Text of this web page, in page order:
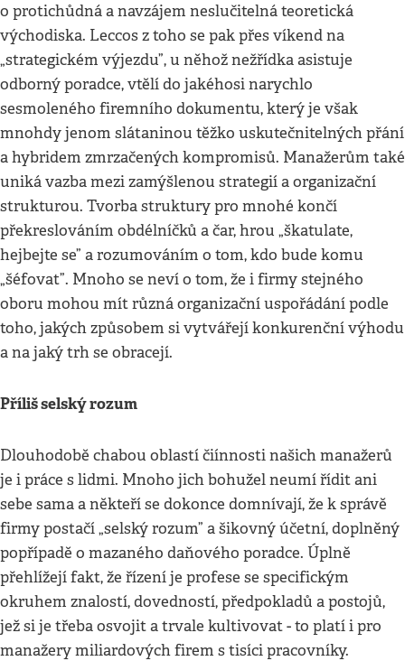
o protichůdná a navzájem neslučitelná teoretická
východiska. Leccos z toho se pak přes víkend na
„strategickém výjezdu”, u něhož nežřídka asistuje
odborný poradce, vtělí do jakéhosi narychlo
sesmoleného firemního dokumentu, který je však
mnohdy jenom slátaninou těžko uskutečnitelných přání
a hybridem zmrzačených kompromisů. Manažerům také
uniká vazba mezi zamýšlenou strategií a organizační
strukturou. Tvorba struktury pro mnohé končí
překreslováním obdélníčků a čar, hrou „škatulate,
hejbejte se” a rozumováním o tom, kdo bude komu
„šéfovat”. Mnoho se neví o tom, že i firmy stejného
oboru mohou mít různá organizační uspořádání podle
toho, jakých způsobem si vytvářejí konkurenční výhodu
a na jaký trh se obracejí.
Příliš selský rozum
Dlouhodobě chabou oblastí čiínnosti našich manažerů
je i práce s lidmi. Mnoho jich bohužel neumí řídit ani
sebe sama a někteří se dokonce domnívají, že k správě
firmy postačí „selský rozum” a šikovný účetní, doplněný
popřípadě o mazaného daňového poradce. Úplně
přehlížejí fakt, že řízení je profese se specifickým
okruhem znalostí, dovedností, předpokladů a postojů,
jež si je třeba osvojit a trvale kultivovat - to platí i pro
manažery miliardových firem s tisíci pracovníky.